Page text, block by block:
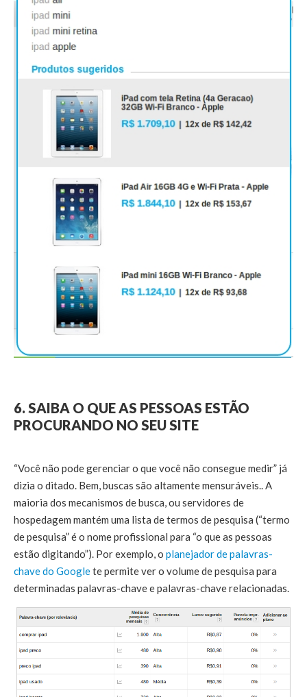
6. SAIBA O QUE AS PESSOAS ESTÃO
PROCURANDO NO SEU SITE
“Você não pode gerenciar o que você não consegue medir” já
dizia o ditado. Bem, buscas são altamente mensuráveis.. A
maioria dos mecanismos de busca, ou servidores de
hospedagem mantém uma lista de termos de pesquisa (“termo
de pesquisa” é o nome profissional para “o que as pessoas
estão digitando”). Por exemplo, o planejador de palavras-
chave do Googlete permite ver o volume de pesquisa para
determinadas palavras-chave e palavras-chave relacionadas.